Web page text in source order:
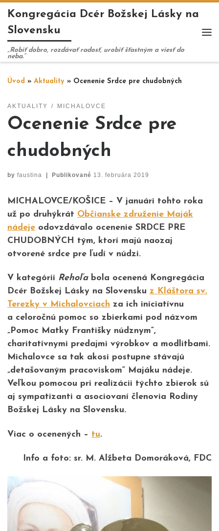
Skip to content
Kongregácia Dcér Božskej Lásky na
Slovensku
„Robiť dobro, rozdávať radosť, urobiť šťastným a viesť do
neba.“
Úvod » Aktuality » Ocenenie Srdce pre chudobných
AKTUALITY MICHALOVCE
Ocenenie Srdce pre
chudobných
by faustina Publikované 13. februára 2019
MICHALOVCE/KOŠICE – V januári tohto roka
už po druhýkrát Občianske združenie Maják
nádeje odovzdávalo ocenenie SRDCE PRE
CHUDOBNÝCH tým, ktorí majú naozaj
otvorené srdce pre ľudí v núdzi.
V kategórii Rehoľabola ocenená Kongregácia
Dcér Božskej Lásky na Slovensku z Kláštora sv.
Terezky v Michalovciach za ich iniciatívnu
a celoročnú pomoc so zbierkami pod názvom
„Pomoc Matky Františky núdznym“,
charitatívnymi predajmi výrobkov a modlitbami.
Michalovce sa tak akosi postupne stávajú
„detašovaným pracoviskom“ Majáku nádeje.
Veľkou pomocou pri realizácii týchto zbierok sú
aj sympatizanti a asociovaní členovia Rodiny
Božskej Lásky na Slovensku.
Viac o ocenených – tu.
Info a foto: sr. M. Alžbeta Domoráková, FDC